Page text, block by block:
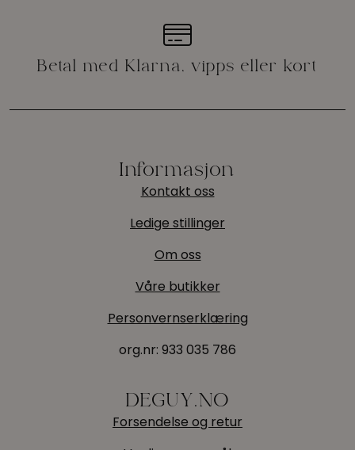
Kontakt oss
Ledige stillinger
Om oss
Våre butikker
Personvernserklæring
org.nr: 933 035 786
Forsendelse og retur